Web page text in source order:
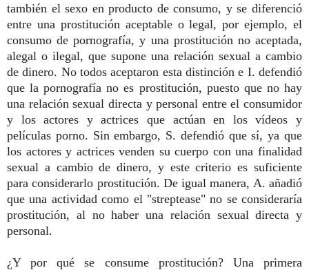
también el sexo en producto de consumo, y se diferenció
entre una prostitución aceptable o legal, por ejemplo, el
consumo de pornografía, y una prostitución no aceptada,
alegal o ilegal, que supone una relación sexual a cambio
de dinero. No todos aceptaron esta distinción e I. defendió
que la pornografía no es prostitución, puesto que no hay
una relación sexual directa y personal entre el consumidor
y los actores y actrices que actúan en los vídeos y
películas porno. Sin embargo, S. defendió que sí, ya que
los actores y actrices venden su cuerpo con una finalidad
sexual a cambio de dinero, y este criterio es suficiente
para considerarlo prostitución. De igual manera, A. añadió
que una actividad como el "streptease" no se consideraría
prostitución, al no haber una relación sexual directa y
personal.
¿Y por qué se consume prostitución? Una primera